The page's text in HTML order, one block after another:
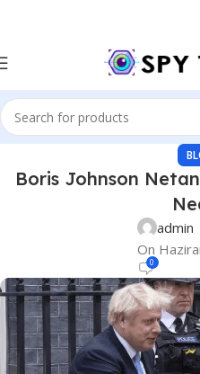
Boris Johnson
admin
On
0